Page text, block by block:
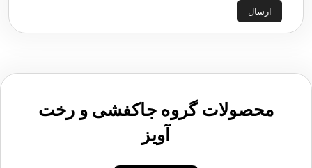
ارسال
محصولات گروه جاکفشی و رخت
آویز